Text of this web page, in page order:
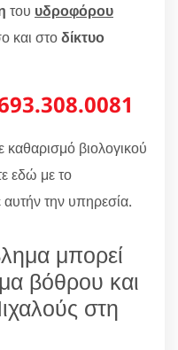
του υδροφόρου
και στοδίκτυο
καθαρισμό βιολογικού
εδώ με το
αυτήν την υπηρεσία.
μπορεί
βόθρου και
στη